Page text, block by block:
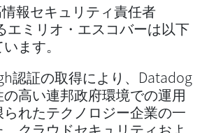
報セキュリティ責任者
エミリオ・エスコバーは以下
ます。
認証の取得により、Datadog
高い連邦政府環境での運用
れたテクノロジー企業の一